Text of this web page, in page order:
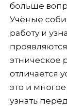
больше
Учёные
работу и
этническое
отличается
это и
узнать